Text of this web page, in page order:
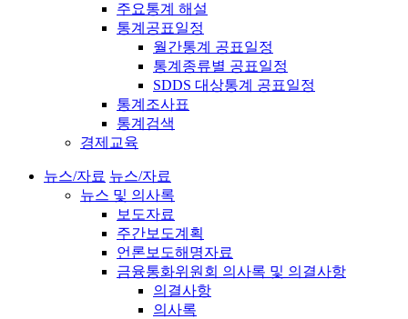
주요통계 해설
통계공표일정
월간통계 공표일정
통계종류별 공표일정
SDDS 대상통계 공표일정
통계조사표
통계검색
경제교육
뉴스/자료 뉴스/자료
뉴스 및 의사록
보도자료
주간보도계획
언론보도해명자료
금융통화위원회 의사록 및 의결사항
의결사항
의사록